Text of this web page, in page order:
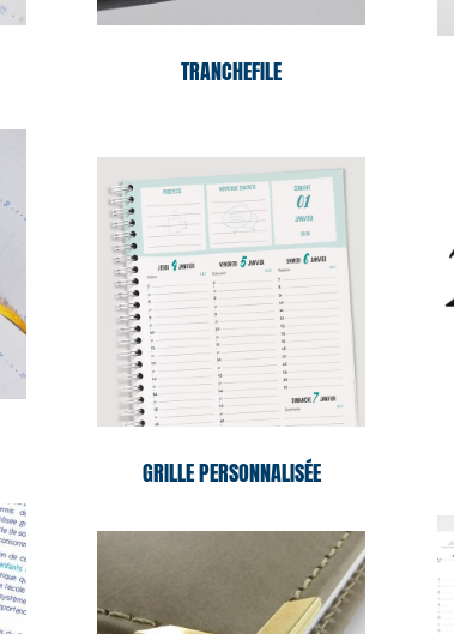
TRANCHEFILE
GRILLE PERSONNALISÉE